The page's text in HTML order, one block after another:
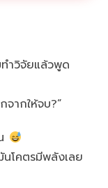
ำวิจัยแล้วพูด
จากให้จบ?”
โคตรมีพลังเลย